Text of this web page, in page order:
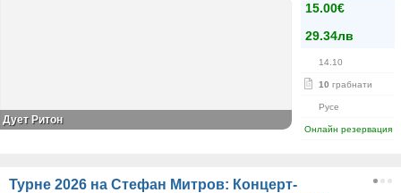
15.00€
29.34лв
14.10
10 грабнати
Русе
Онлайн резервация
Дует Ритон
Турне 2026 на Стефан Митров: Концерт-